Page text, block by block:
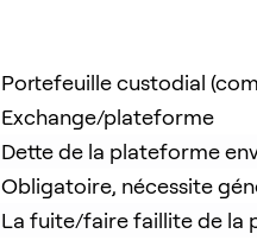
Portefeuille custodial
Exchange/plateforme
Dette de la plateforme
Obligatoire, nécessite
La fuite/faire faillite de la